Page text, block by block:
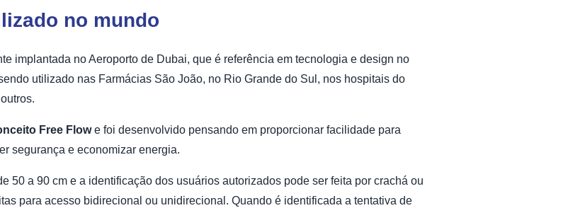
no mundo
implantada no Aeroporto de Dubai, que é referência em tecnologia e design no
utilizado nas Farmácias São João, no Rio Grande do Sul, nos hospitais do
Free Flowe foi desenvolvido pensando em proporcionar facilidade para
segurança e economizar energia.
50 a 90 cm e a identificação dos usuários autorizados pode ser feita por crachá ou
para acesso bidirecional ou unidirecional. Quando é identificada a tentativa de